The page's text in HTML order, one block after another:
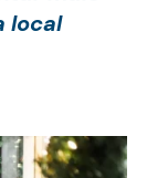
local